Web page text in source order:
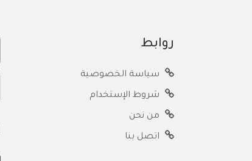
روابط
سياسة الخصوصية
شروط الإستخدام
من نحن
اتصل بنا